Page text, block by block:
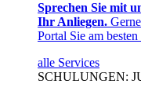
Sprechen Sie mit
Ihr Anliegen.
Portal Sie am
alle Services
SCHULUNGEN: